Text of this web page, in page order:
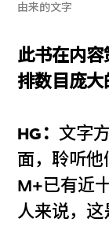
由来的文字
此书在内
排数目庞大
HG： 文字
面，聆听
M+已有近
人来说，这